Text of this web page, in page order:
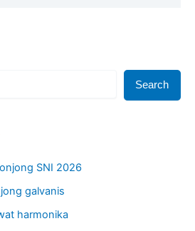
Search
SNI 2026
galvanis
harmonika